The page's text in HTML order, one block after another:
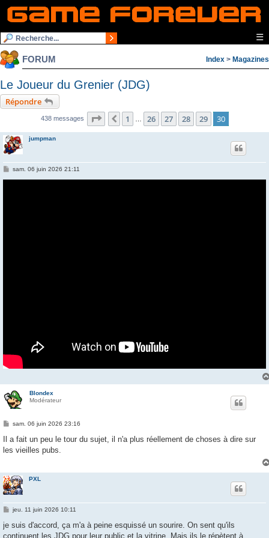
☰
FORUM Index > Magazines
Le Joueur du Grenier (JDG)
Répondre
438 messages Page 30 sur 30
Précédente
1 … 26 27 28 29 30
jumpman
Msam. 06 juin 2026 21:11
Blondex
Modérateur
M
s
a
sam. 06 juin 2026 23:16
Il a fait un peu le tour du sujet, il n'a plus réellement de choses à dire sur
les vieilles pubs.
PXL
M
s
jeu. 11 juin 2026 10:11
je suis d'accord, ça m'a à peine esquissé un sourire. On sent qu'ils
continuent les JDG pour leur public et la vitrine. Mais ils le répètent à